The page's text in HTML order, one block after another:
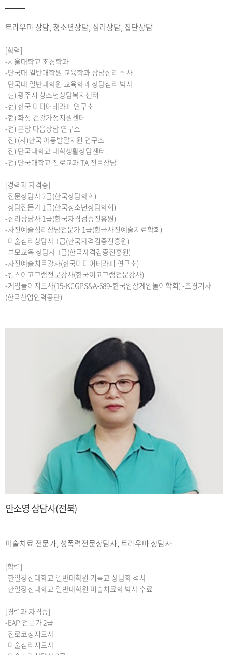
트라우마 상담, 청소년상담, 심리상담, 집단상담
[학력]
-서울대학교 조경학과
-단국대 일반대학원 교육학과 상담심리 석사
-단국대 일반대학원 교육학과 상담심리 박사
-현) 광주시 청소년상담복지센터
-현) 한국 미디어테라피 연구소
-현) 화성 건강가정지원센터
-전) 분당 마음상담 연구소
-전) (사)한국 아동발달지원 연구소
-전) 단국대학교 대학생활상담센터
-전) 단국대학교 진로교과 TA 진로상담
[경력과 자격증]
-전문상담사 2급(한국상담학회)
-상담전문가 1급(한국청소년상담학회)
-심리상담사 1급(한국자격검증진흥원)
-사진예술심리상담전문가 1급(한국사진예술치료학회)
-미술심리상담사 1급(한국자격검증진흥원)
-부모교육 상담사 1급(한국자격검증진흥원)
-사진예술치료강사(한국미디어테라피 연구소)
-킴스이고그램전문강사(한국이고그램전문강사)
-게임놀이지도사(15-KCGPS&A-689-한국임상게임놀이학회) -조경기사
(한국산업인력공단)
안소영 상담사(전북)
미술치료 전문가, 성폭력전문상담사, 트라우마 상담사
[학력]
-한일장신대학교 일반대학원 기독교 상담학 석사
-한일장신대학교 일반대학원 미술치료학 박사 수료
[경력과 자격증]
-EAP 전문가 2급
-진로코칭지도사
-미술심리지도사